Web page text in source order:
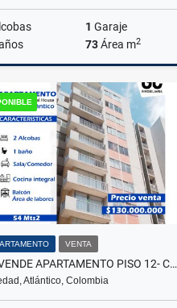
1 Garaje
73Área m2
Alquiler
$1.000.000
VENTA
SE VENDE APARTAMENTO PISO 12- CONJUNTO RESIDENCIAL HOUSE-SOLEDAD
Atlántico, Colombia